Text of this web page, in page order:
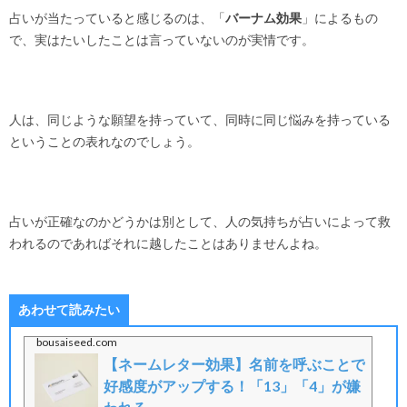
占いが当たっていると感じるのは、「バーナム効果 」によるもの
で、実はたいしたことは言っていないのが実情です。
人は、同じような願望を持っていて、同時に同じ悩みを持っている
ということの表れなのでしょう。
占いが正確なのかどうかは別として、人の気持ちが占いによって救
われるのであればそれに越したことはありませんよね。
あわせて読みたい
bousaiseed.com
【ネームレター効果】名前を呼ぶことで
好感度がアップする！「13」「4」が嫌